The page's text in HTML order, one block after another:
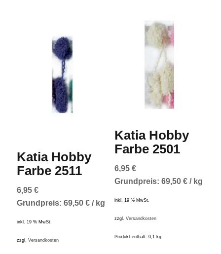
Katia Hobby
Farbe 2511
6,95 €
Grundpreis: 69,50 €/ kg
inkl. 19 % MwSt.
zzgl. Versandkosten
Katia Hobby
Farbe 2501
6,95 €
Grundpreis: 69,50 €/ kg
inkl. 19 % MwSt.
zzgl. Versandkosten
Produkt enthält: 0,1 kg